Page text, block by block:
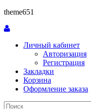
theme651
Личный кабинет
Авторизация
Регистрация
Закладки
Корзина
Оформление заказа